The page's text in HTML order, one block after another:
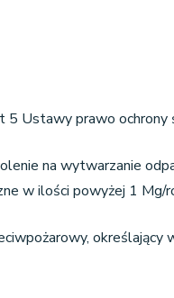
Ustawy prawo
na wytwarzanie
w ilości powyżej 1 Mg/